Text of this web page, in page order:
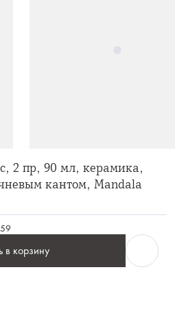
2 пр, 90 мл, керамика,
кантом, Mandala
в корзину